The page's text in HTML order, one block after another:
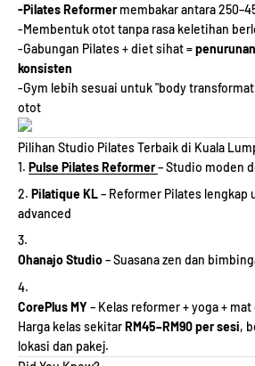
-Pilates Reformermembakar antara
-Membentuk otot tanpa rasa keletihan
-Gabungan Pilates + diet sihat =
konsisten
-Gym lebih sesuai untuk "body
otot
Pilihan Studio Pilates Terbaik di Kuala
Pulse Pilates Reformer– Studio moden
Pilatique KL– Reformer Pilates
advanced
Ohanajo Studio– Suasana zen dan
CorePlus MY– Kelas reformer + yoga +
Harga kelas sekitarRM45–RM90 per sesi,
lokasi dan pakej.